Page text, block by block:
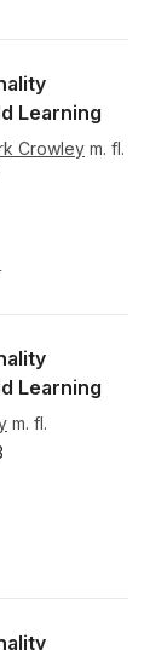
Learning
Crowley m. fl.
Learning
m. fl.